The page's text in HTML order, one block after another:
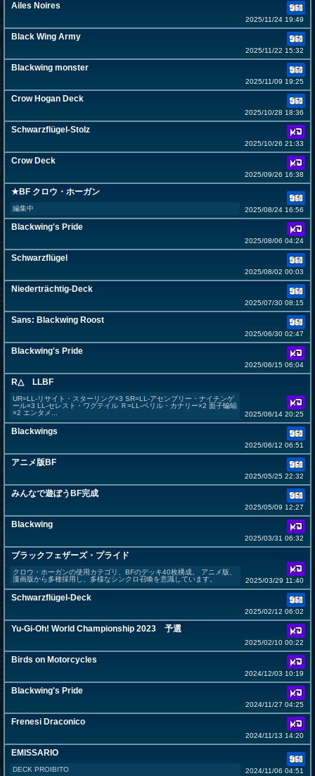
Ailes Noires
2025/11/24 19:49
Black Wing Army
2025/11/22 15:32
Blackwing monster
2025/11/09 19:25
Crow Hogan Deck
2025/10/28 18:36
Schwarzflügel-Stolz
2025/10/26 21:33
Crow Deck
2025/09/26 16:38
★BF クロウ・ホーガン
編集中 2025/08/24 16:56
Blackwing's Pride
2025/08/06 04:24
Schwarzflügel
2025/08/02 00:03
Niederträchtig-Deck
2025/07/30 08:15
Sans: Blackwing Roost
2025/06/30 02:47
Blackwing's Pride
2025/06/15 06:04
R△ LLBF
UR=LL-リサイト・スターリング×3 SR=LL-アセンブリー・ナイチンゲ
ール×3 LL-セレスト・ワグテイル Ｒ=LL-ベリル・カナリー×2 面子蝙蝠
×2 エンタメ...
2025/06/14 20:25
Blackwings
2025/06/12 06:51
アニメ版BF
2025/05/25 22:32
みんなで遊ぼうBF完成
2025/05/09 12:27
Blackwing
2025/03/31 06:32
ブラックフェザーズ・プライド
クロウ・ホーガンの使用カテゴリ、BFのデッキ40枚構成。 アニメ版、
漫画版から多種採用し、多様なシンクロ召喚を意識しています。
2025/03/29 11:40
Schwarzflügel-Deck
2025/02/12 06:02
Yu-Gi-Oh! World Championship 2023 予選
2025/02/10 00:22
Birds on Motorcycles
2024/12/03 10:19
Blackwing's Pride
2024/11/27 04:25
Frenesi Draconico
2024/11/13 14:20
EMISSARIO
DECK PROIBITO 2024/11/06 04:51